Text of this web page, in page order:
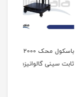
باسکول محک 2000 کیلویی
گالوانیزه 120